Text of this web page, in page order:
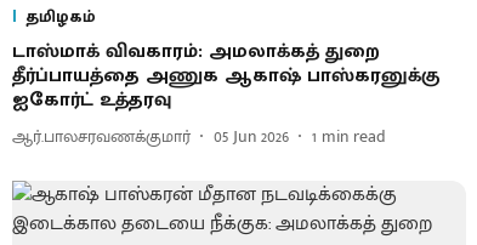
தமிழகம்
டாஸ்மாக் விவகாரம்: அமலாக்கத் துறை
தீர்ப்பாயத்தை அணுக ஆகாஷ் பாஸ்கரனுக்கு
ஐகோர்ட் உத்தரவு
ஆர்.பாலசரவணக்குமார் 05 Jun 2026 1 min read